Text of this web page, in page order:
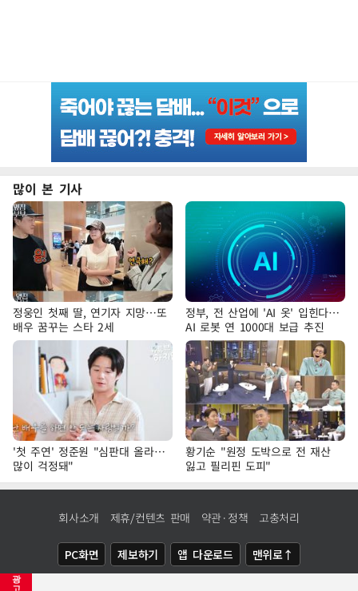
광
고
많이 본 기사
정웅인 첫째 딸, 연기자 지망…또
배우 꿈꾸는 스타 2세
정부, 전 산업에 'AI 옷' 입힌다…
AI 로봇 연 1000대 보급 추진
'첫 주연' 정준원 "심판대 올라…
많이 걱정돼"
황기순 "원정 도박으로 전 재산
잃고 필리핀 도피"
회사소개 제휴/컨텐츠 판매 약관·정책 고충처리
PC화면 제보하기 앱 다운로드 맨위로↑